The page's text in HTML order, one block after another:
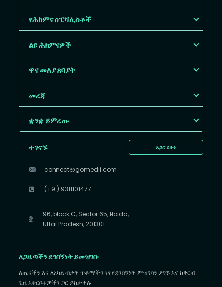
የሕክምና ስፔሻሊስቶች
ልዩ ሕክምናዎች
ዋና መለያ ጸባያት
መረጃ
ቋንቋ ይምረጡ
አጋር ይሁኑ
ተገናኙ
connect@gomedii.com
(+91) 9311101477
96, block C, Sector 65, Noida,
Uttar Pradesh, 201301
ለጋዜጣችን ደንበኝነት ይመዝገቡ
ለጤናችን እና ለአካል ብቃት ጥቆማችን ነፃ የደንበኝነት ምዝገባን ያግኙ እና ከቅርብ
ጊዜ አቅርቦቶቻችን ጋር ይከታተሉ